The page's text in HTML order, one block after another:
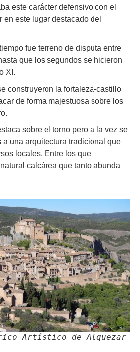
este carácter defensivo con el
en este lugar destacado del
fue terreno de disputa entre
que los segundos se hicieron
XI.
construyeron la fortaleza-castillo
de forma majestuosa sobre los
sobre el torno pero a la vez se
a una arquitectura tradicional que
locales. Entre los que
calcárea que tanto abunda
Artístico de Alquezar